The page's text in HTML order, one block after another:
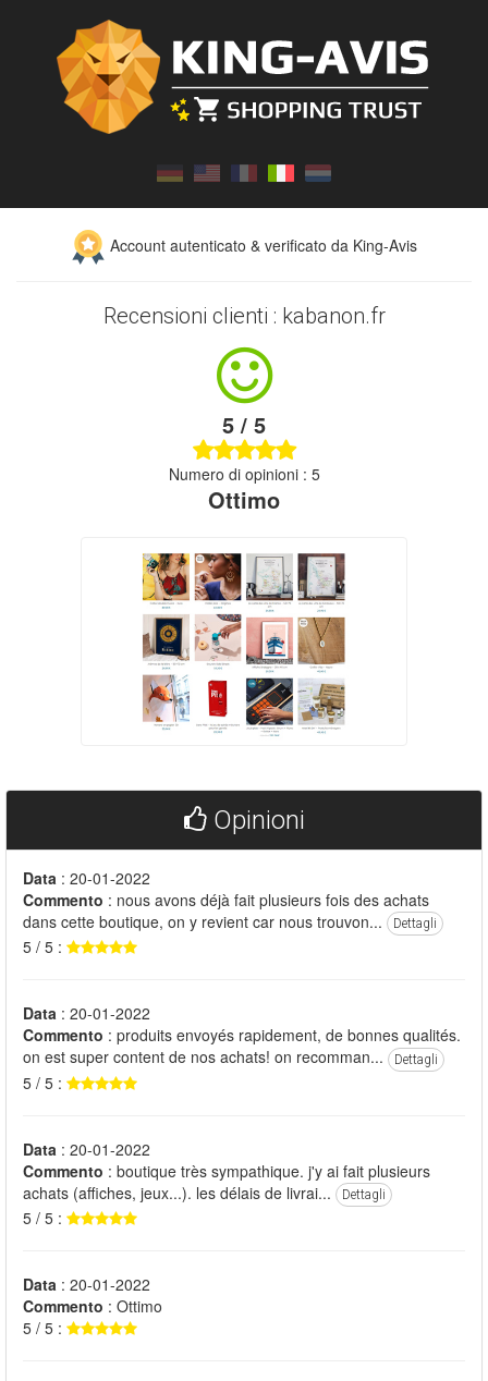
Account autenticato & verificato da King-Avis
Recensioni clienti : kabanon.fr
5 / 5
Numero di opinioni : 5
Ottimo
Opinioni
Data : 20-01-2022
Commento : nous avons déjà fait plusieurs fois des achats
dans cette boutique, on y revient car nous trouvon...
Dettagli
5 / 5 :
Data : 20-01-2022
Commento : produits envoyés rapidement, de bonnes qualités.
on est super content de nos achats! on recomman...
Dettagli
5 / 5 :
Data : 20-01-2022
Commento : boutique très sympathique. j'y ai fait plusieurs
achats (affiches, jeux...). les délais de livrai...
Dettagli
5 / 5 :
Data : 20-01-2022
Commento : Ottimo
5 / 5 :